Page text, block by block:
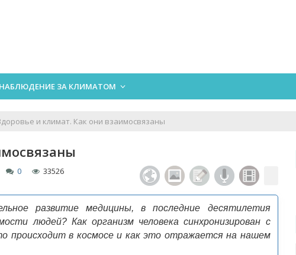
НАБЛЮДЕНИЕ ЗА КЛИМАТОМ
и климат. Как они взаимосвязаны
0 33526
развитие медицины, в последние десятилетия
людей? Как организм человека синхронизирован с
происходит в космосе и как это отражается на нашем